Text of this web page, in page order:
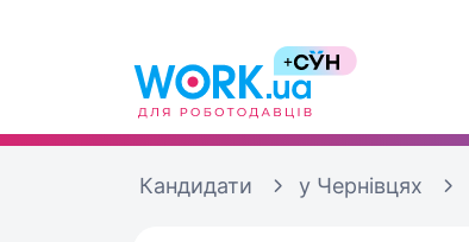
Кандидати у Чернівцях